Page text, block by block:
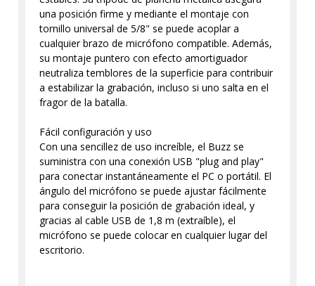
una posición firme y mediante el montaje con
tornillo universal de 5/8" se puede acoplar a
cualquier brazo de micrófono compatible. Además,
su montaje puntero con efecto amortiguador
neutraliza temblores de la superficie para contribuir
a estabilizar la grabación, incluso si uno salta en el
fragor de la batalla.
Fácil configuración y uso
Con una sencillez de uso increíble, el Buzz se
suministra con una conexión USB "plug and play"
para conectar instantáneamente el PC o portátil. El
ángulo del micrófono se puede ajustar fácilmente
para conseguir la posición de grabación ideal, y
gracias al cable USB de 1,8 m (extraíble), el
micrófono se puede colocar en cualquier lugar del
escritorio.